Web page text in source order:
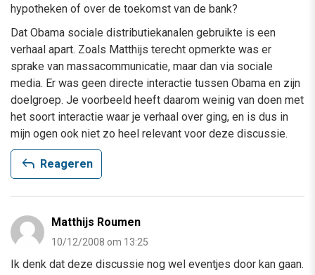
hypotheken of over de toekomst van de bank?
Dat Obama sociale distributiekanalen gebruikte is een
verhaal apart. Zoals Matthijs terecht opmerkte was er
sprake van massacommunicatie, maar dan via sociale
media. Er was geen directe interactie tussen Obama en zijn
doelgroep. Je voorbeeld heeft daarom weinig van doen met
het soort interactie waar je verhaal over ging, en is dus in
mijn ogen ook niet zo heel relevant voor deze discussie.
reply Reageren
Matthijs Roumen
10/12/2008 om 13:25
Ik denk dat deze discussie nog wel eventjes door kan gaan.